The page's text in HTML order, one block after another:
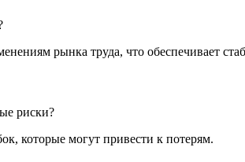
рынка труда, что обеспечивает
риски?
которые могут привести к потерям.